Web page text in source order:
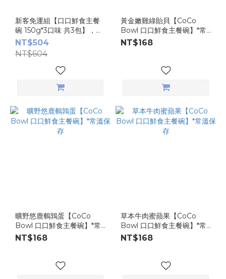
新客免運組【口口鮮食主餐
碗 150g*3口味 共3包】，新
客首購 享常溫配送 $504整
單免運 *常溫保存
NT$504
NT$604
黃金嫩雞綠貽貝【CoCo
Bowl 口口鮮食主餐碗】*常
溫保存
NT$168
曠野悠鹿鵪鶉蛋【CoCo
Bowl 口口鮮食主餐碗】*常
溫保存
NT$168
草本牛肉蜜蘋果【CoCo
Bowl 口口鮮食主餐碗】*常
溫保存
NT$168